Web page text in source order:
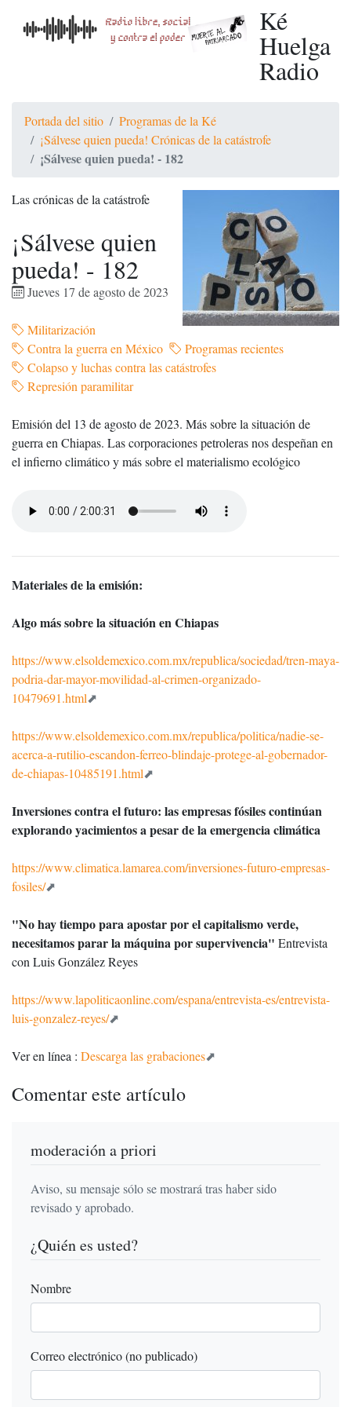
Ké
Huelga
Radio
Portada del sitio
Programas de la Ké
¡Sálvese quien pueda! Crónicas de la catástrofe
¡Sálvese quien pueda! - 182
Las crónicas de la catástrofe
¡Sálvese quien
pueda! - 182
Jueves 17 de agosto de 2023
Militarización
Contra la guerra en México
Programas recientes
Colapso y luchas contra las catástrofes
Represión paramilitar
Emisión del 13 de agosto de 2023. Más sobre la situación de
guerra en Chiapas. Las corporaciones petroleras nos despeñan en
el infierno climático y más sobre el materialismo ecológico
Materiales de la emisión:
Algo más sobre la situación en Chiapas
https://www.elsoldemexico.com.mx/republica/sociedad/tren-maya-
podria-dar-mayor-movilidad-al-crimen-organizado-
10479691.html
https://www.elsoldemexico.com.mx/republica/politica/nadie-se-
acerca-a-rutilio-escandon-ferreo-blindaje-protege-al-gobernador-
de-chiapas-10485191.html
Inversiones contra el futuro: las empresas fósiles continúan
explorando yacimientos a pesar de la emergencia climática
https://www.climatica.lamarea.com/inversiones-futuro-empresas-
fosiles/
"No hay tiempo para apostar por el capitalismo verde,
necesitamos parar la máquina por supervivencia" Entrevista
con Luis González Reyes
https://www.lapoliticaonline.com/espana/entrevista-es/entrevista-
luis-gonzalez-reyes/
Ver en línea : Descarga las grabaciones
Comentar este artículo
moderación a priori
Aviso, su mensaje sólo se mostrará tras haber sido
revisado y aprobado.
¿Quién es usted?
Nombre
Correo electrónico (no publicado)